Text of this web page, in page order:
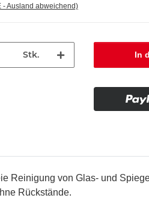
- Ausland abweichend)
Stk. In
Reinigung von Glas- und
Rückstände.